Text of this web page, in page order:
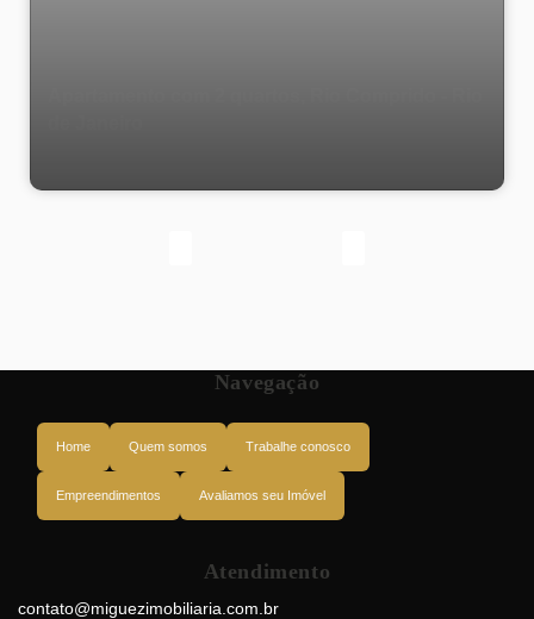
Rua do Bispo, 20261-066, Rio Comprido, Rio de Janeiro, Rio de Janeiro,
Navegação
Home Quem somos Trabalhe conosco
Empreendimentos Avaliamos seu Imóvel
Atendimento
contato@miguezimobiliaria.com.br